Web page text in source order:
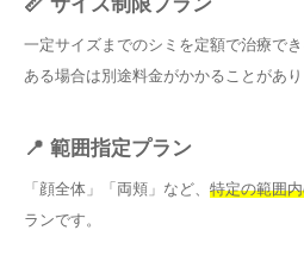
一定サイズまでのシミを定額で治療で
ある場合は別途料金がかかることがあり
📍 範囲指定プラン
「顔全体」「両頬」など、 特定の範囲
ランです。